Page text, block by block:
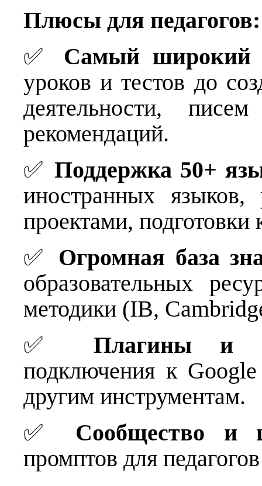
Плюсы для педагогов:
✅ Самый широкий
уроков и тестов до
деятельности,
рекомендаций.
✅ Поддержка 50+
иностранных
проектами,
✅ Огромная база
образовательных
методики (IB,
✅ Плагины и
подключения к
другим инструментам.
✅ Сообщество и
промптов для